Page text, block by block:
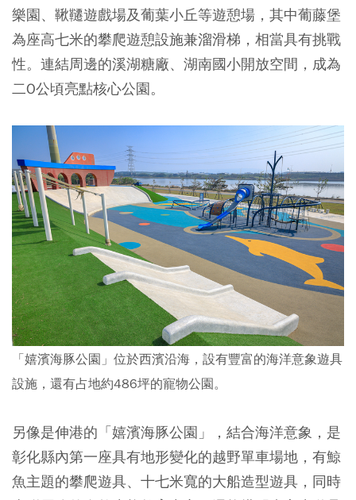
樂園、鞦韆遊戲場及葡葉小丘等遊憩場，其中葡藤堡
為座高七米的攀爬遊憩設施兼溜滑梯，相當具有挑戰
性。連結周邊的溪湖糖廠、湖南國小開放空間，成為
二O公頃亮點核心公園。
「嬉濱海豚公園」位於西濱沿海，設有豐富的海洋意象遊具
設施，還有占地約486坪的寵物公園。
另像是伸港的「嬉濱海豚公園」，結合海洋意象，是
彰化縣內第一座具有地形變化的越野單車場地，有鯨
魚主題的攀爬遊具、十七米寬的大船造型遊具，同時